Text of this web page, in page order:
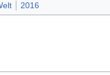
2016